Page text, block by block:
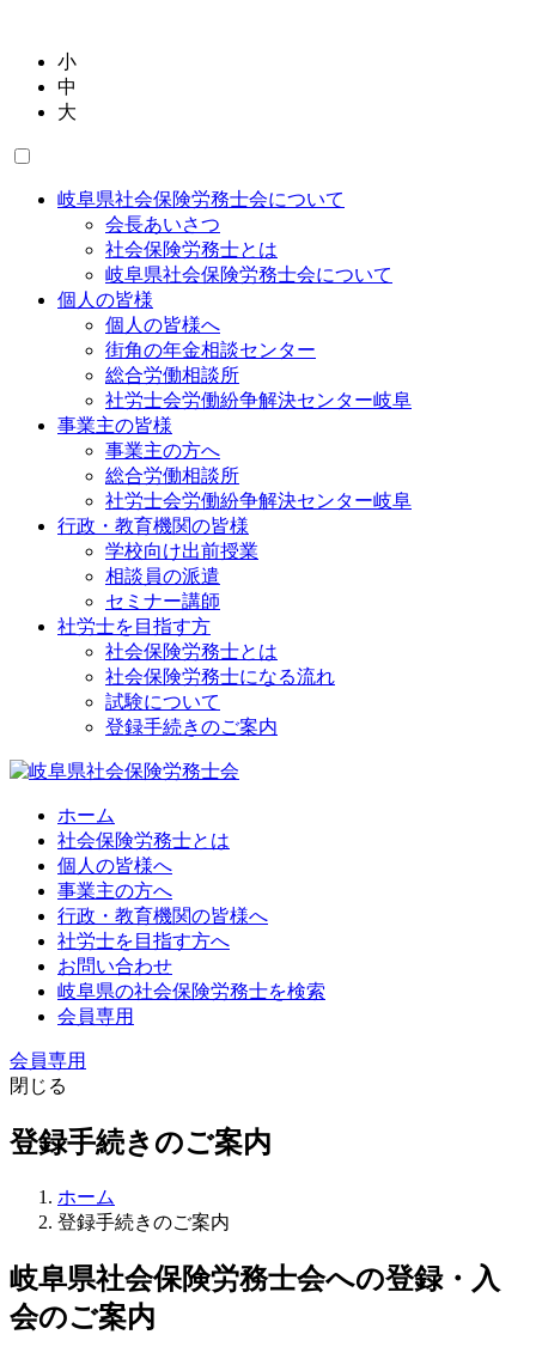
小
中
大
岐阜県社会保険労務士会について
会長あいさつ
社会保険労務士とは
岐阜県社会保険労務士会について
個人の皆様
個人の皆様へ
街角の年金相談センター
総合労働相談所
社労士会労働紛争解決センター岐阜
事業主の皆様
事業主の方へ
総合労働相談所
社労士会労働紛争解決センター岐阜
行政・教育機関の皆様
学校向け出前授業
相談員の派遣
セミナー講師
社労士を目指す方
社会保険労務士とは
社会保険労務士になる流れ
試験について
登録手続きのご案内
ホーム
社会保険労務士とは
個人の皆様へ
事業主の方へ
行政・教育機関の皆様へ
社労士を目指す方へ
お問い合わせ
岐阜県の社会保険労務士を検索
会員専用
会員専用
閉じる
登録手続きのご案内
ホーム
登録手続きのご案内
岐阜県社会保険労務士会への登録・入
会のご案内